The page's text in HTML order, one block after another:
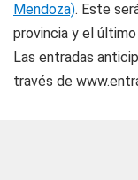
Mendoza). Este
provincia y el
Las entradas
través de